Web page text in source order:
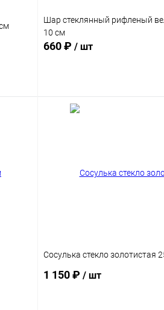
Шар стеклянный рифленый
10 см
660 ₽ / шт
Сосулька стекло золотистая
1 150 ₽ / шт